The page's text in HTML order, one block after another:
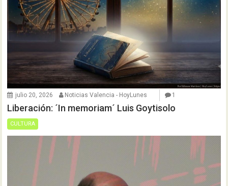
julio 20, 2026 Noticias Valencia - HoyLunes 1
Liberación: ´In memoriam´ Luis Goytisolo
CULTURA